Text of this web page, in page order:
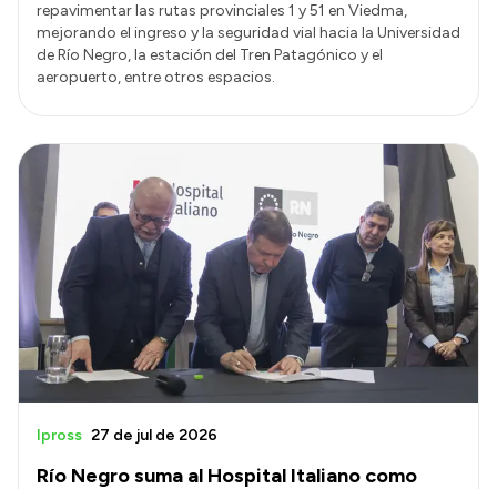
repavimentar las rutas provinciales 1 y 51 en Viedma,
mejorando el ingreso y la seguridad vial hacia la Universidad
de Río Negro, la estación del Tren Patagónico y el
aeropuerto, entre otros espacios.
Río Negro suma al Hospital Italiano como
Ipross 27 de jul de 2026